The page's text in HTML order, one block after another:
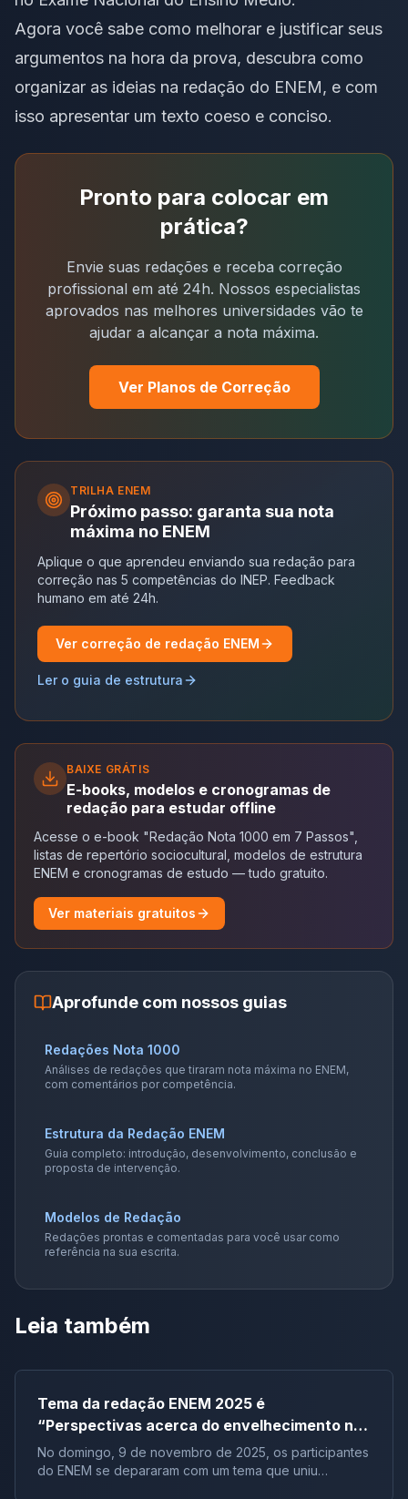
Agora você sabe como melhorar e justificar seus
argumentos na hora da prova, descubra como
organizar as ideias na redação do ENEM, e com
isso apresentar um texto coeso e conciso.
Pronto para colocar em
prática?
Envie suas redações e receba correção
profissional em até 24h. Nossos especialistas
aprovados nas melhores universidades vão te
ajudar a alcançar a nota máxima.
Ver Planos de Correção
TRILHA ENEM
Próximo passo: garanta sua nota
máxima no ENEM
Aplique o que aprendeu enviando sua redação para
correção nas 5 competências do INEP. Feedback
humano em até 24h.
Ver correção de redação ENEM
Ler o guia de estrutura
BAIXE GRÁTIS
E-books, modelos e cronogramas de
redação para estudar offline
Acesse o e-book "Redação Nota 1000 em 7 Passos",
listas de repertório sociocultural, modelos de estrutura
ENEM e cronogramas de estudo — tudo gratuito.
Ver materiais gratuitos
Aprofunde com nossos guias
Redações Nota 1000
Análises de redações que tiraram nota máxima no ENEM,
com comentários por competência.
Estrutura da Redação ENEM
Guia completo: introdução, desenvolvimento, conclusão e
proposta de intervenção.
Modelos de Redação
Redações prontas e comentadas para você usar como
referência na sua escrita.
Leia também
Tema da redação ENEM 2025 é
“Perspectivas acerca do envelhecimento na
sociedade brasileira”
No domingo, 9 de novembro de 2025, os participantes
do ENEM se depararam com um tema que uniu